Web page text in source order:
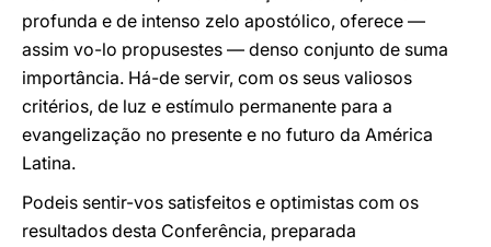
profunda e de intenso zelo apostólico, oferece —
assim vo-lo propusestes — denso conjunto de suma
importância. Há-de servir, com os seus valiosos
critérios, de luz e estímulo permanente para a
evangelização no presente e no futuro da América
Latina.
Podeis sentir-vos satisfeitos e optimistas com os
resultados desta Conferência, preparada